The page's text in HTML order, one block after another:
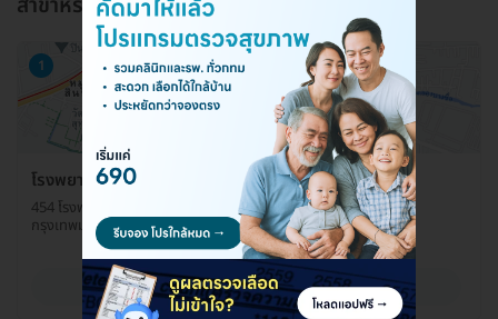
1
โรงพยาบาลยันฮี ศูนย์ตรวจสุขภาพ
454 โรงพยาบาลยันฮี ถ. จรัญสนิทวงศ์ แขวงบางอ้อ เขตบางพลัด
กรุงเทพมหานคร 10700
ดูรายละเอียด